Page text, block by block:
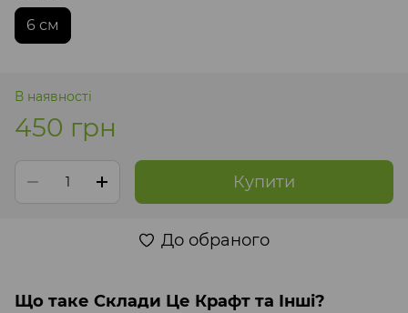
6 см
В наявності
450 грн
Купити
До обраного
Що таке Склади Це Крафт та Інші?